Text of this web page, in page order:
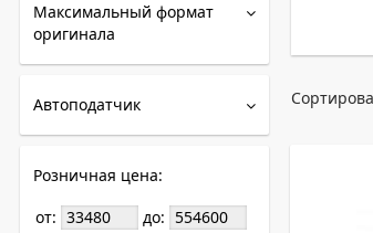
Максимальный формат
оригинала
Автоподатчик
Розничная цена:
от:
до: